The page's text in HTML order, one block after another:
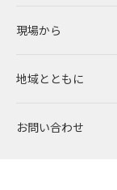
太陽光発電
蓄電事業
風力発電
中期経営計画
私たちの想い
沿革
社会
ガバナンス
ESGデータ
RENOVAで働く
社員インタビュー
新卒採用
IRニュース
経営情報
財務ハイライト
現場から
地域とともに
お問い合わせ